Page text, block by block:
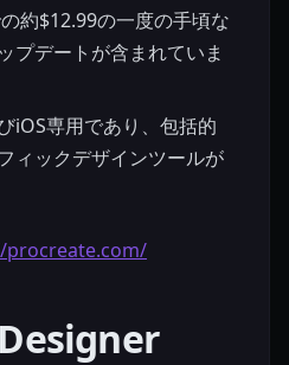
約$12.99の一度の手頃な
プデートが含まれていま
iOS専用であり、包括的
ィックデザインツールが